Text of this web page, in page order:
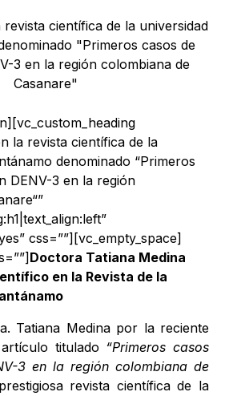
la revista científica de la
denominado “Primeros
DENV-3 en la región
css=””][vc_empty_space]
Doctora Tatiana Medina
en la Revista de la
Tatiana Medina por la reciente
titulado “Primeros casos
3 en la región colombiana de
revista científica de la